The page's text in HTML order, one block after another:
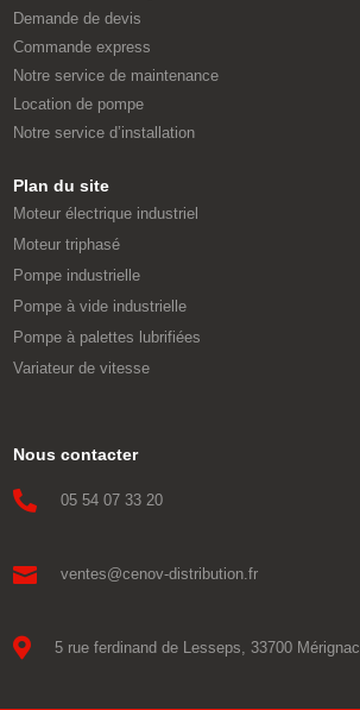
Demande de devis
Commande express
Notre service de maintenance
Location de pompe
Notre service d’installation
Plan du site
Moteur électrique industriel
Moteur triphasé
Pompe industrielle
Pompe à vide industrielle
Pompe à palettes lubrifiées
Variateur de vitesse
Nous contacter
 05 54 07 33 20
 ventes@cenov-distribution.fr
 5 rue ferdinand de Lesseps, 33700 Mérignac